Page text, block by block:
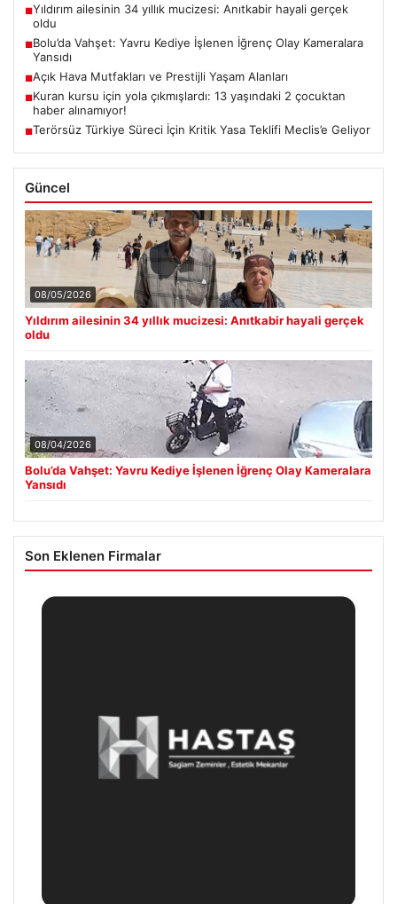
■Yıldırım ailesinin 34 yıllık mucizesi: Anıtkabir hayali gerçek
oldu
■Bolu’da Vahşet: Yavru Kediye İşlenen İğrenç Olay Kameralara
Yansıdı
■Açık Hava Mutfakları ve Prestijli Yaşam Alanları
■Kuran kursu için yola çıkmışlardı: 13 yaşındaki 2 çocuktan
haber alınamıyor!
■Terörsüz Türkiye Süreci İçin Kritik Yasa Teklifi Meclis’e Geliyor
Güncel
08/05/2026
Yıldırım ailesinin 34 yıllık mucizesi: Anıtkabir hayali gerçek
oldu
08/04/2026
Bolu’da Vahşet: Yavru Kediye İşlenen İğrenç Olay Kameralara
Yansıdı
Son Eklenen Firmalar